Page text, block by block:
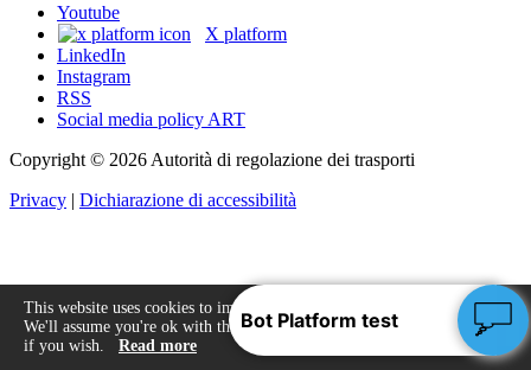
Youtube
X platform
LinkedIn
Instagram
RSS
Social media policy ART
Copyright © 2026 Autorità di regolazione dei trasporti
Privacy | Dichiarazione di accessibilità
This website uses cookies to improve your experience.
We'll assume you're ok with this, but you can opt-out
if you wish. Read more
Accept